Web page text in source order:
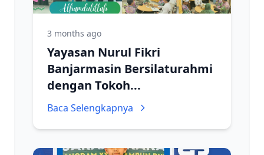
3 months ago
Yayasan Nurul Fikri
Banjarmasin Bersilaturahmi
dengan Tokoh...
Baca Selengkapnya